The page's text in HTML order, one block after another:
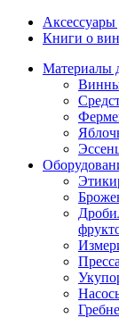
Аксессуары
Книги о
Материалы